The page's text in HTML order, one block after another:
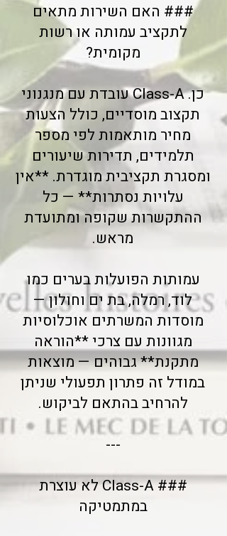
### האם השירות מתאים
לתקציב עמותה או רשות
מקומית?
כן. Class-A עובדת עם מנגנוני
תקצוב מוסדיים, כולל הצעות
מחיר מותאמות לפי מספר
תלמידים, תדירות שיעורים
ומסגרת תקציבית מוגדרת. **אין
עלויות נסתרות** — כל
ההתקשרות שקופה ומתועדת
מראש.
עמותות הפועלות בערים כמו
לוד, רמלה, בת ים וחולון —
מוסדות המשרתים אוכלוסיות
מגוונות עם צרכי **הוראה
מתקנת** גבוהים — מוצאות
במודל זה פתרון תפעולי שניתן
להרחיב בהתאם לביקוש.
---
### Class-A לא עוצרת
במתמטיקה